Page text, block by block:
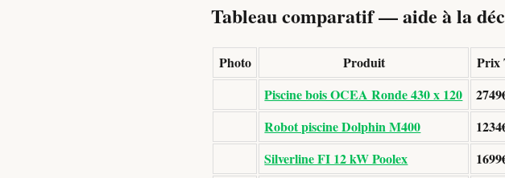
Tableau comparatif — aide à la
Photo Produit Prix
Piscine bois OCEA Ronde 430 x 120
Robot piscine Dolphin M400
Silverline FI 12 kW Poolex